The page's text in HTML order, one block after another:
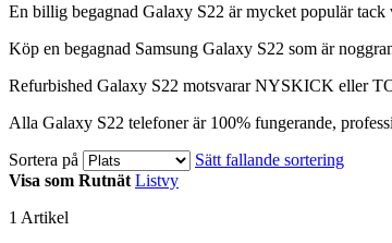
En billig begagnad Galaxy S22 är mycket populär tack
Köp en begagnad Samsung Galaxy S22 som är
Refurbished Galaxy S22 motsvarar NYSKICK eller
Alla Galaxy S22 telefoner är 100% fungerande,
Sortera på
Sätt fallande sortering
Visa som Rutnät Listvy
1 Artikel